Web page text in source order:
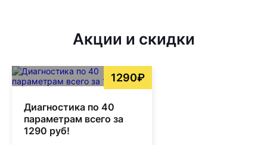
Акции и скидки
1290₽
Диагностика по 40
параметрам всего за
1290 руб!